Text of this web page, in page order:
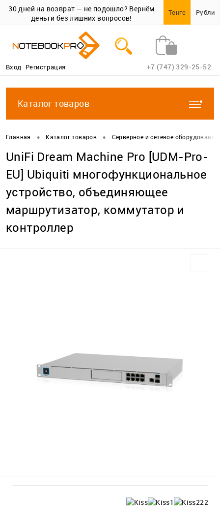
30 дней на возврат — не подошло? Вернём
деньги без лишних вопросов!
Тенге Рубли
Вход Регистрация +7 (747) 329-25-52
Каталог товаров
Главная • Каталог товаров • Серверное и сетевое оборудование
UniFi Dream Machine Pro [UDM-Pro-
EU] Ubiquiti многофункциональное
устройство, объединяющее
маршрутизатор, коммутатор и
контроллер